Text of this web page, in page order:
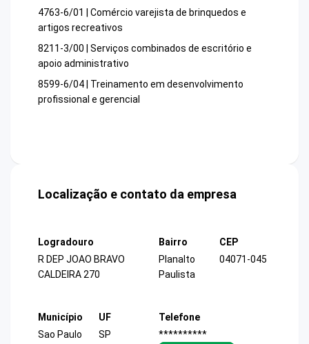
4763-6/01 | Comércio varejista de brinquedos e
artigos recreativos
8211-3/00 | Serviços combinados de escritório e
apoio administrativo
8599-6/04 | Treinamento em desenvolvimento
profissional e gerencial
Localização e contato da empresa
Logradouro
R DEP JOAO BRAVO
CALDEIRA 270
Bairro
Planalto
Paulista
CEP
04071-045
Município
Sao Paulo
UF
SP
Telefone
**********